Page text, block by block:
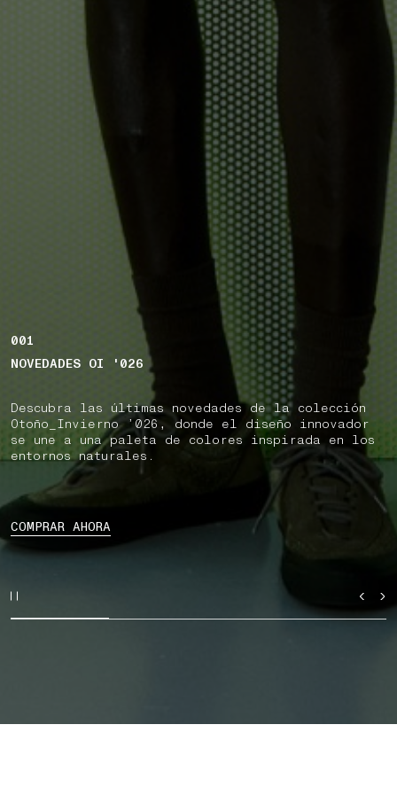
001
NOVEDADES OI '026
Descubra las últimas novedades de la colección
Otoño_Invierno ’026, donde el diseño innovador
se une a una paleta de colores inspirada en los
entornos naturales.
COMPRAR AHORA